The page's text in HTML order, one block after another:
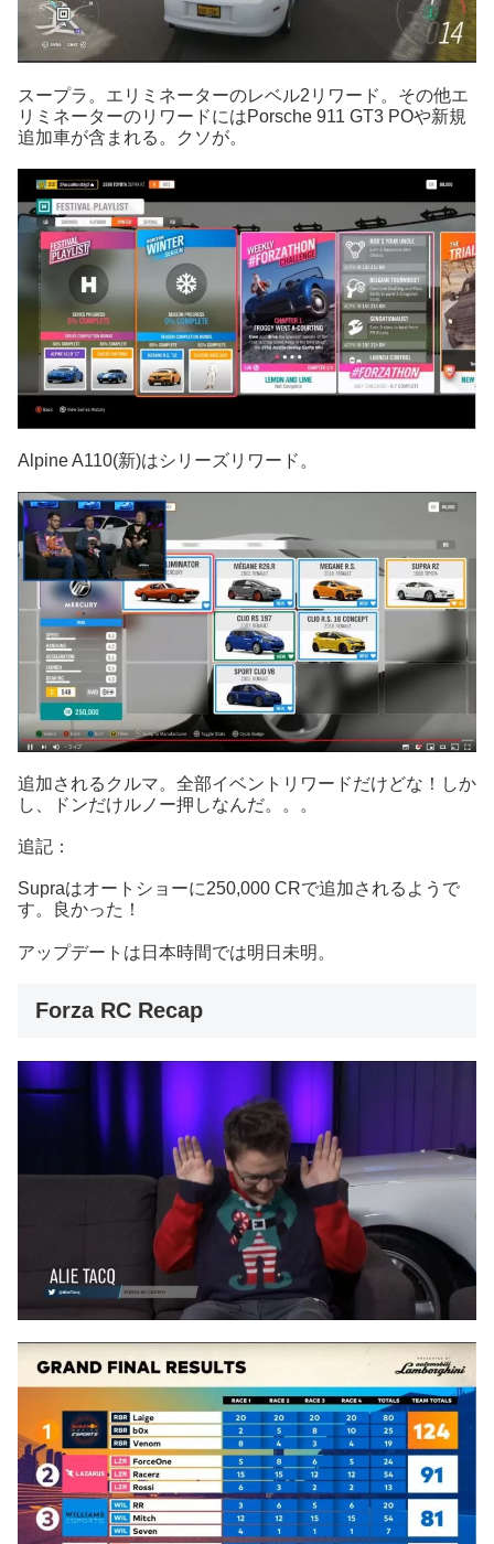
スープラ。エリミネーターのレベル2リワード。その他エ
リミネーターのリワードにはPorsche 911 GT3 POや新規
追加車が含まれる。クソが。
Alpine A110(新)はシリーズリワード。
追加されるクルマ。全部イベントリワードだけどな！しか
し、ドンだけルノー押しなんだ。。。
追記：
Supraはオートショーに250,000 CRで追加されるようで
す。良かった！
アップデートは日本時間では明日未明。
Forza RC Recap